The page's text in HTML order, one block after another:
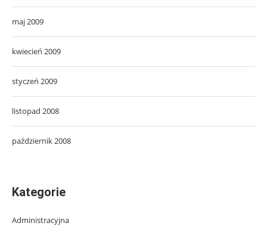
maj 2009
kwiecień 2009
styczeń 2009
listopad 2008
październik 2008
Kategorie
Administracyjna